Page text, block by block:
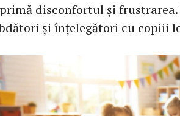
disconfortul și
și înțelegători cu copiii